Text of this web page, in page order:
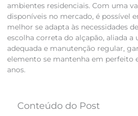
ambientes residenciais. Com uma
disponíveis no mercado, é possível
melhor se adapta às necessidades
escolha correta do alçapão, aliada a
adequada e manutenção regular,
elemento se mantenha em perfeito
anos.
Conteúdo do Post